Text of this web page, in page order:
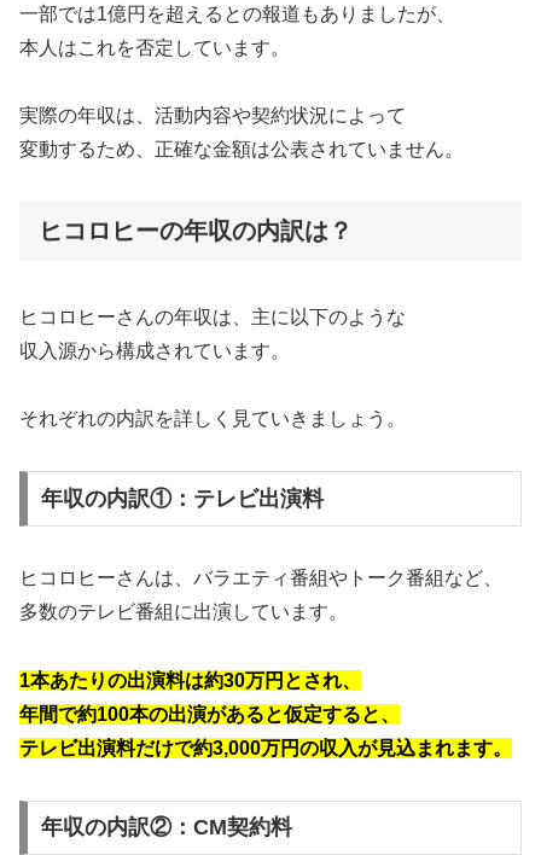
一部では1億円を超えるとの報道もありましたが、
本人はこれを否定しています。
実際の年収は、活動内容や契約状況によって
変動するため、正確な金額は公表されていません。
ヒコロヒーの年収の内訳は？
ヒコロヒーさんの年収は、主に以下のような
収入源から構成されています。
それぞれの内訳を詳しく見ていきましょう。
年収の内訳①：テレビ出演料
ヒコロヒーさんは、バラエティ番組やトーク番組など、
多数のテレビ番組に出演しています。
1本あたりの出演料は約30万円とされ、
年間で約100本の出演があると仮定すると、
テレビ出演料だけで約3,000万円の収入が見込まれます。
年収の内訳②：CM契約料